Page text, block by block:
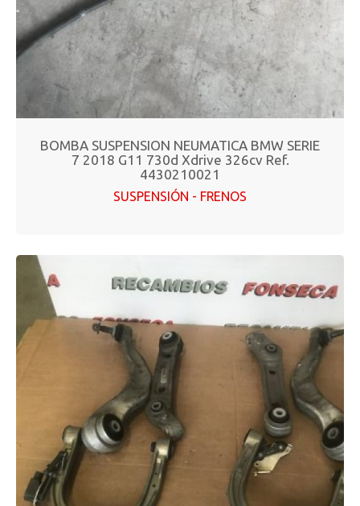
BOMBA SUSPENSION NEUMATICA BMW SERIE
7 2018 G11 730d Xdrive 326cv Ref.
4430210021
SUSPENSIÓN - FRENOS